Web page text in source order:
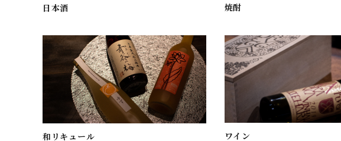
日本酒 焼酎
和リキュール ワイン